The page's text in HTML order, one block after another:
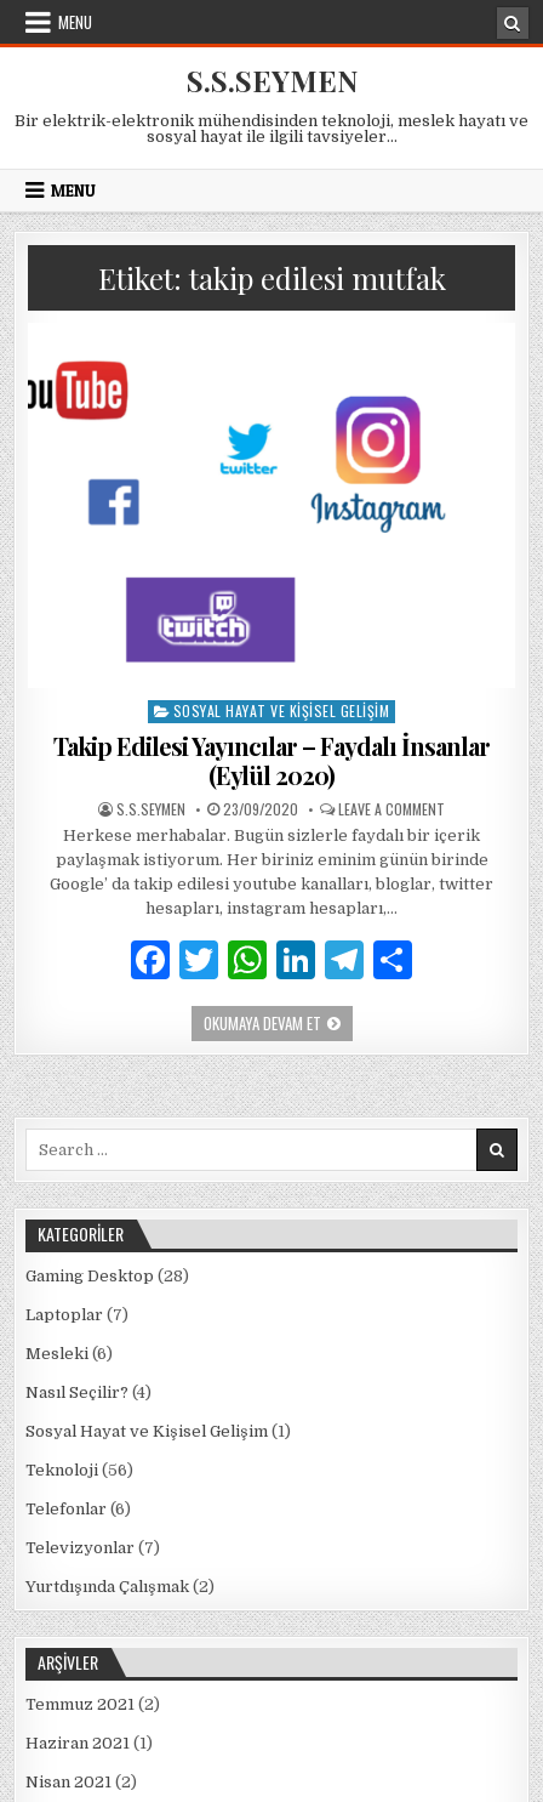
Skip
MENU
S.S.SEYMEN
Bir elektrik-elektronik mühendisinden teknoloji, meslek hayatı ve
sosyal hayat ile ilgili tavsiyeler…
MENU
Etiket:takip edilesi mutfak
Posted
in
SOSYAL HAYAT VE KIŞISEL GELIŞIM
Takip Edilesi Yayıncılar – Faydalı İnsanlar
(Eylül 2020)
AUTHOR:
S.S.SEYMEN PUBLISHED
DATE:
23/09/2020 LEAVE A COMMENT
EDILESI
YAYINCILAR
–
FAYDALI
İNSANLAR
Herkese merhabalar. Bugün sizlerle faydalı bir içerik
paylaşmak istiyorum. Her biriniz eminim günün birinde
Google’ da takip edilesi youtube kanalları, bloglar, twitter
hesapları, instagram hesapları,…
F
a
c
e
b
o
k
T
w
it
te
r
W
h
at
s
A
p
Li
n
k
e
dI
T
g
ra
e
OKUMAYA DEVAM ETTAKIP
EDILESI
YAYINCILAR
–
FAYDALI
İNSANLAR
(EYLÜL
2020)
KATEGORILER
Gaming Desktop (28)
Laptoplar (7)
Mesleki (6)
Nasıl Seçilir? (4)
Sosyal Hayat ve Kişisel Gelişim (1)
Teknoloji (56)
Telefonlar (6)
Televizyonlar (7)
Yurtdışında Çalışmak (2)
ARŞIVLER
Temmuz 2021 (2)
Haziran 2021 (1)
Nisan 2021 (2)